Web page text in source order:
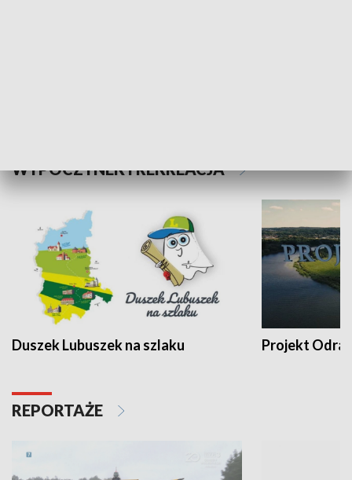
WYPOCZYNEK I REKREACJA
Duszek Lubuszek na szlaku Projekt Odra
REPORTAŻE